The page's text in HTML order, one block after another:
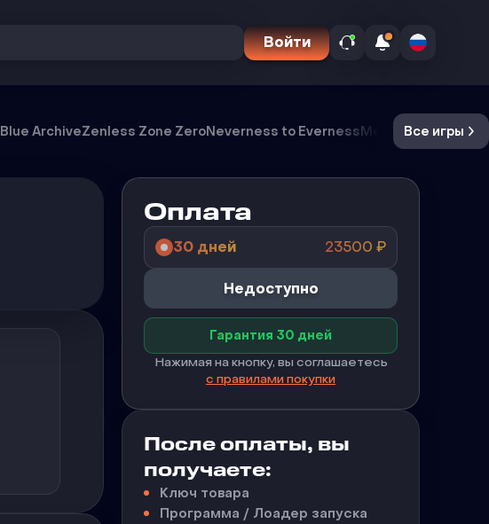
Войти
Blue ArchiveZenless Zone ZeroNeverness to EvernessMecchaВсе игры
Оплата
30 дней 23500 ₽
Недоступно
Гарантия 30 дней
Нажимая на кнопку, вы соглашаетесь
с правилами покупки
После оплаты, вы
получаете:
Ключ товара
Программа / Лоадер запуска